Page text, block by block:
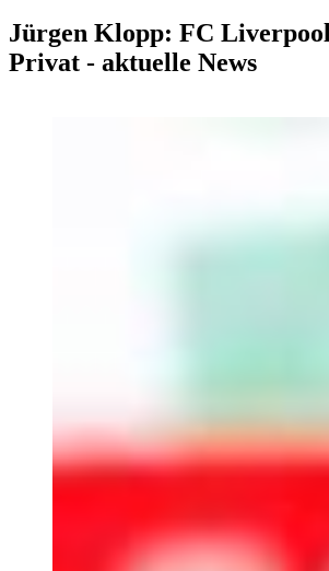
Jürgen Klopp: FC
Privat - aktuelle News